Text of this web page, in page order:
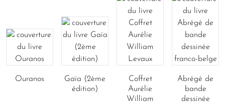
Ouranos
Gaïa (2ème
édition)
Coffret
Aurélie
William
Abrégé de
bande
dessinée